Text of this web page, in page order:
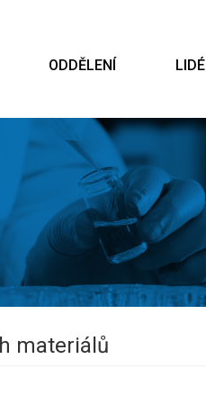
ODDĚLENÍ LIDÉ
materiálů